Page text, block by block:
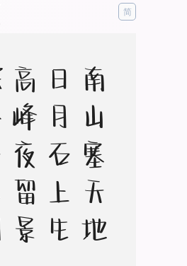
简
南
山
塞
天
地
，
日
月
石
上
生
。
高
峰
夜
留
景
，
深
谷
昼
未
明
。
山
中
人
自
正
，
路
险
心
亦
平
。
长
风
驱
松
柏
，
声
拂
万
壑
清